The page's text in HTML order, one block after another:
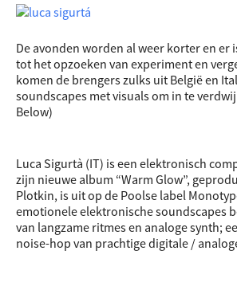
De avonden worden al weer korter en er
tot het opzoeken van experiment en
komen de brengers zulks uit België en
soundscapes met visuals om in te
Below)
Luca Sigurtà (IT) is een elektronisch
zijn nieuwe album “Warm Glow”,
Plotkin, is uit op de Poolse label
emotionele elektronische soundscapes
van langzame ritmes en analoge synth;
noise-hop van prachtige digitale /